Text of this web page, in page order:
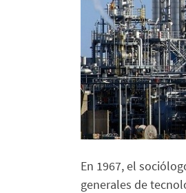
En 1967, el
generales de